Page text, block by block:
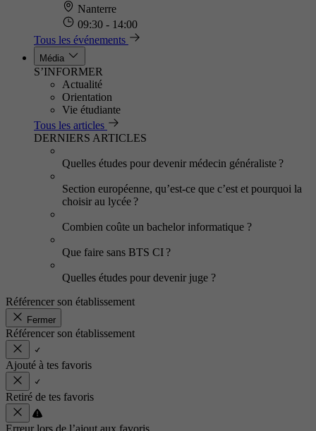
Nanterre
09:30 - 14:00
Tous les événements
Média
S’INFORMER
Actualité
Orientation
Vie étudiante
Tous les articles
DERNIERS ARTICLES
Quelles études pour devenir médecin généraliste ?
Section européenne, qu’est-ce que c’est et pourquoi la
choisir au lycée ?
Combien coûte un bachelor informatique ?
Que faire sans BTS CI ?
Quelles études pour devenir juge ?
Référencer son établissement
Fermer
Référencer son établissement
Ajouté à tes favoris
Retiré de tes favoris
Erreur lors de l’ajout aux favoris